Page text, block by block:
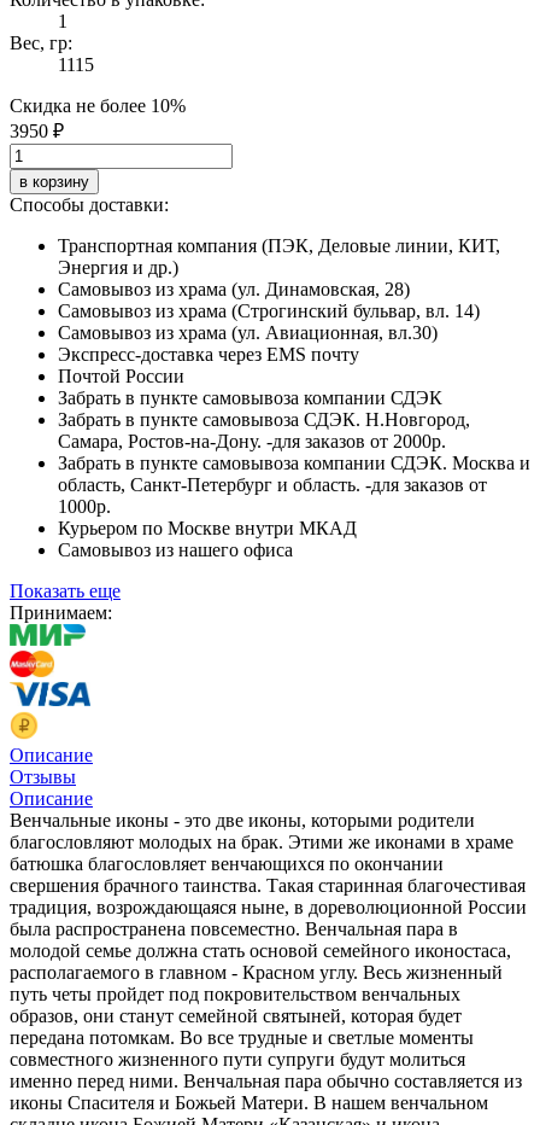
1
Вес, гр:
1115
Скидка не более 10%
3950 ₽
в корзину
Способы доставки:
Транспортная компания (ПЭК, Деловые линии, КИТ,
Энергия и др.)
Самовывоз из храма (ул. Динамовская, 28)
Самовывоз из храма (Строгинский бульвар, вл. 14)
Самовывоз из храма (ул. Авиационная, вл.30)
Экспресс-доставка через EMS почту
Почтой России
Забрать в пункте самовывоза компании СДЭК
Забрать в пункте самовывоза СДЭК. Н.Новгород,
Самара, Ростов-на-Дону. -для заказов от 2000р.
Забрать в пункте самовывоза компании СДЭК. Москва и
область, Санкт-Петербург и область. -для заказов от
1000р.
Курьером по Москве внутри МКАД
Самовывоз из нашего офиса
Показать еще
Принимаем:
Описание
Отзывы
Описание
Венчальные иконы - это две иконы, которыми родители
благословляют молодых на брак. Этими же иконами в храме
батюшка благословляет венчающихся по окончании
свершения брачного таинства. Такая старинная благочестивая
традиция, возрождающаяся ныне, в дореволюционной России
была распространена повсеместно. Венчальная пара в
молодой семье должна стать основой семейного иконостаса,
располагаемого в главном - Красном углу. Весь жизненный
путь четы пройдет под покровительством венчальных
образов, они станут семейной святыней, которая будет
передана потомкам. Во все трудные и светлые моменты
совместного жизненного пути супруги будут молиться
именно перед ними. Венчальная пара обычно составляется из
иконы Спасителя и Божьей Матери. В нашем венчальном